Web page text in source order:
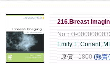
216.Breast
No：0-
Emily F. Conant,
- 原價 - 1800 (熱賣